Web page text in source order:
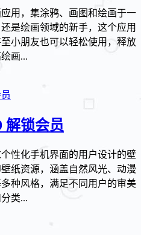
用，集涂鸦、画图和绘画于一
是绘画领域的新手，这个应用
小朋友也可以轻松使用，释放
画...
解锁会员
性化手机界面的用户设计的壁
纸资源，涵盖自然风光、动漫
种风格，满足不同用户的审美
类...